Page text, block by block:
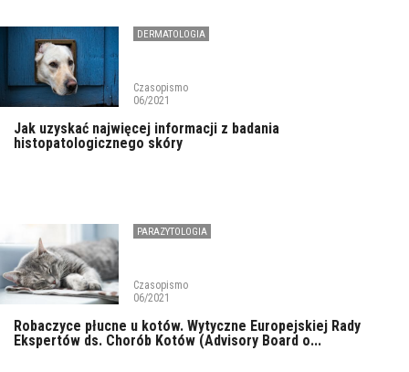
DERMATOLOGIA
Czasopismo
06/2021
Jak uzyskać najwięcej informacji z badania
histopatologicznego skóry
PARAZYTOLOGIA
Czasopismo
06/2021
Robaczyce płucne u kotów. Wytyczne Europejskiej Rady
Ekspertów ds. Chorób Kotów (Advisory Board o...